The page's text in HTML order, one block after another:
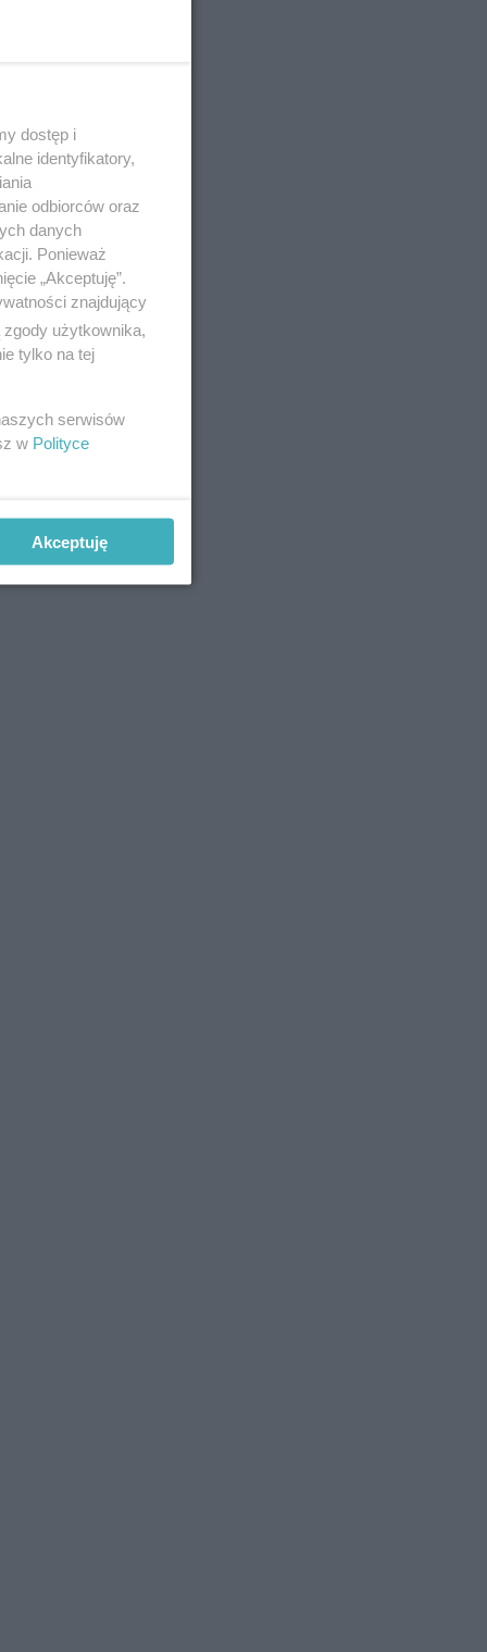
dostęp i
identyfikatory,
odbiorców oraz
danych
Ponieważ
„Akceptuję”.
znajdujący
użytkownika,
tylko na tej
serwisów
w Polityce
Akceptuję